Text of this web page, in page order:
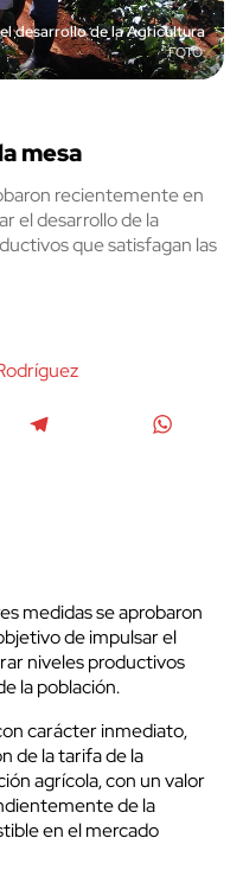
desarrollo de la Agricultura
mesa
recientemente en
el desarrollo de la
que satisfagan las
medidas se aprobaron
de impulsar el
niveles productivos
la población.
carácter inmediato,
de la tarifa de la
agrícola, con un valor
de la
en el mercado